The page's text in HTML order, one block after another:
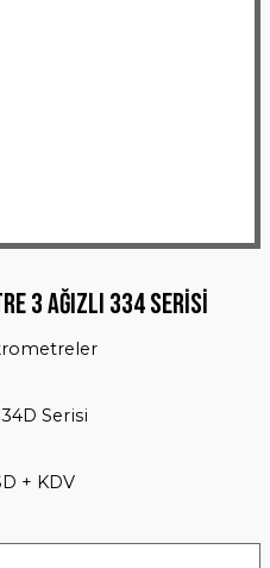
3 Ağızlı 334 Serisi
Serisi
+ KDV